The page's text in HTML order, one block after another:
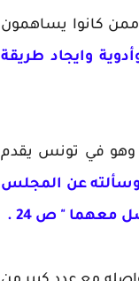
ممن كانوا يساهمون
وايجاد طريقة
وهو في تونس يقدم
وسألته عن المجلس
معهما " ص 24 .